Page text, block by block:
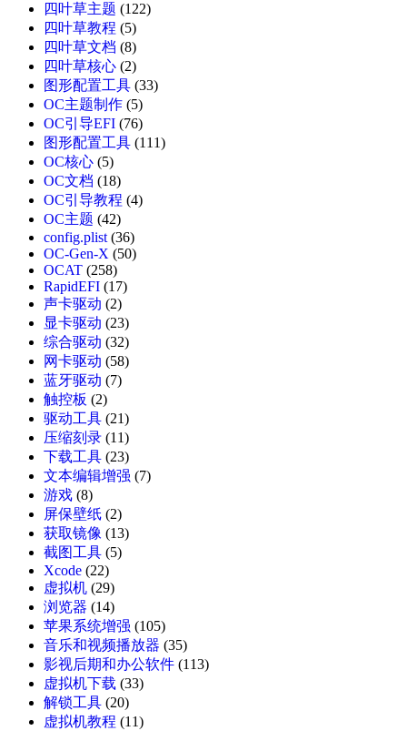
四叶草主题 (122)
四叶草教程 (5)
四叶草文档 (8)
四叶草核心 (2)
图形配置工具 (33)
OC主题制作 (5)
OC引导EFI (76)
图形配置工具 (111)
OC核心 (5)
OC文档 (18)
OC引导教程 (4)
OC主题 (42)
config.plist(36)
OC-Gen-X (50)
OCAT (258)
RapidEFI (17)
声卡驱动 (2)
显卡驱动 (23)
综合驱动 (32)
网卡驱动 (58)
蓝牙驱动 (7)
触控板 (2)
驱动工具 (21)
压缩刻录 (11)
下载工具 (23)
文本编辑增强 (7)
游戏 (8)
屏保壁纸 (2)
获取镜像 (13)
截图工具 (5)
Xcode (22)
虚拟机 (29)
浏览器 (14)
苹果系统增强 (105)
音乐和视频播放器 (35)
影视后期和办公软件 (113)
虚拟机下载 (33)
解锁工具 (20)
虚拟机教程 (11)